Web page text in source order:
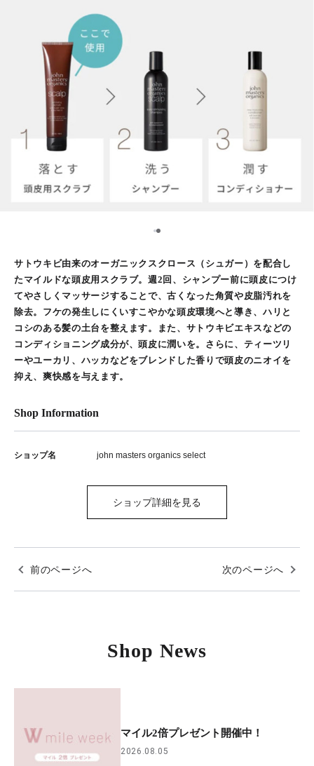
1
サトウキビ由来のオーガニックスクロース（シュガー）を配合し
たマイルドな頭皮用スクラブ。週2回、シャンプー前に頭皮につけ
てやさしくマッサージすることで、古くなった角質や皮脂汚れを
除去。フケの発生しにくいすこやかな頭皮環境へと導き、ハリと
コシのある髪の土台を整えます。また、サトウキビエキスなどの
コンディショニング成分が、頭皮に潤いを。さらに、ティーツリ
ーやユーカリ、ハッカなどをブレンドした香りで頭皮のニオイを
抑え、爽快感を与えます。
Shop Information
ショップ名 john masters organics select
ショップ詳細を見る
前のページへ 次のページへ
Shop News
マイル2倍プレゼント開催中！
2026.08.05